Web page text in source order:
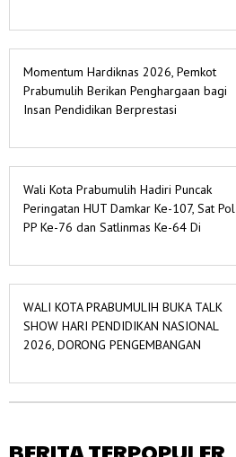
Momentum Hardiknas 2026, Pemkot
Prabumulih Berikan Penghargaan bagi
Insan Pendidikan Berprestasi
Wali Kota Prabumulih Hadiri Puncak
Peringatan HUT Damkar Ke-107, Sat Pol
PP Ke-76 dan Satlinmas Ke-64 Di
WALI KOTA PRABUMULIH BUKA TALK
SHOW HARI PENDIDIKAN NASIONAL
2026, DORONG PENGEMBANGAN